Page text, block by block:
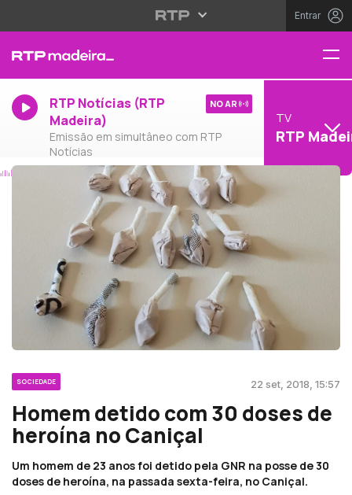
Entrar
RTP Notícias (RTP
Madeira)
Emissão em simultâneo com RTP
Notícias
NO AR
TV
RTP
SOCIEDADE 22 set, 2018, 15:57
Homem detido com 30 doses de
heroína no Caniçal
Um homem de 23 anos foi detido pela GNR na posse de 30
doses de heroína, na passada sexta-feira, no Caniçal.